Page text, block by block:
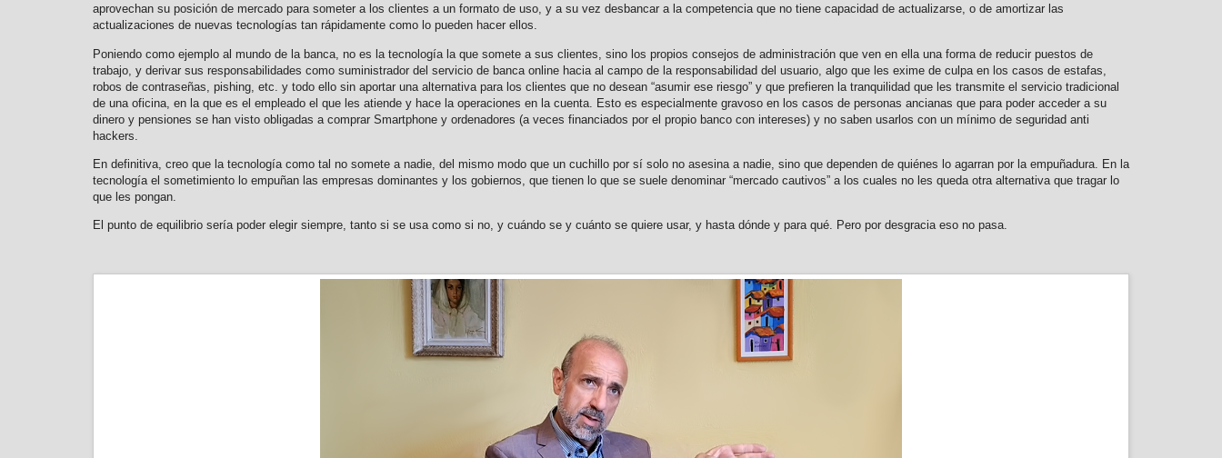
aprovechan su posición de mercado para someter a los clientes a un formato de uso, y a su vez desbancar a la competencia que no tiene capacidad de actualizarse, o de amortizar las
actualizaciones de nuevas tecnologías tan rápidamente como lo pueden hacer ellos.
Poniendo como ejemplo al mundo de la banca, no es la tecnología la que somete a sus clientes, sino los propios consejos de administración que ven en ella una forma de reducir puestos de
trabajo, y derivar sus responsabilidades como suministrador del servicio de banca online hacia al campo de la responsabilidad del usuario, algo que les exime de culpa en los casos de estafas,
robos de contraseñas, pishing, etc. y todo ello sin aportar una alternativa para los clientes que no desean “asumir ese riesgo” y que prefieren la tranquilidad que les transmite el servicio tradicional
de una oficina, en la que es el empleado el que les atiende y hace la operaciones en la cuenta. Esto es especialmente gravoso en los casos de personas ancianas que para poder acceder a su
dinero y pensiones se han visto obligadas a comprar Smartphone y ordenadores (a veces financiados por el propio banco con intereses) y no saben usarlos con un mínimo de seguridad anti
hackers.
En definitiva, creo que la tecnología como tal no somete a nadie, del mismo modo que un cuchillo por sí solo no asesina a nadie, sino que dependen de quiénes lo agarran por la empuñadura. En la
tecnología el sometimiento lo empuñan las empresas dominantes y los gobiernos, que tienen lo que se suele denominar “mercado cautivos” a los cuales no les queda otra alternativa que tragar lo
que les pongan.
El punto de equilibrio sería poder elegir siempre, tanto si se usa como si no, y cuándo se y cuánto se quiere usar, y hasta dónde y para qué. Pero por desgracia eso no pasa.